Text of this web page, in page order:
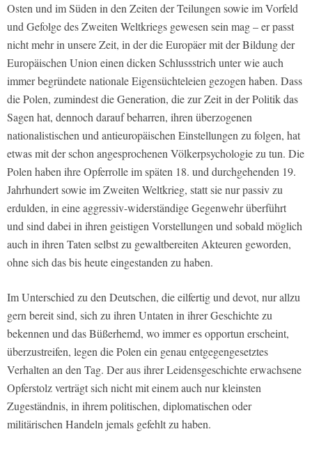
Osten und im Süden in den Zeiten der Teilungen sowie im Vorfeld
und Gefolge des Zweiten Weltkriegs gewesen sein mag – er passt
nicht mehr in unsere Zeit, in der die Europäer mit der Bildung der
Europäischen Union einen dicken Schlussstrich unter wie auch
immer begründete nationale Eigensüchteleien gezogen haben. Dass
die Polen, zumindest die Generation, die zur Zeit in der Politik das
Sagen hat, dennoch darauf beharren, ihren überzogenen
nationalistischen und antieuropäischen Einstellungen zu folgen, hat
etwas mit der schon angesprochenen Völkerpsychologie zu tun. Die
Polen haben ihre Opferrolle im späten 18. und durchgehenden 19.
Jahrhundert sowie im Zweiten Weltkrieg, statt sie nur passiv zu
erdulden, in eine aggressiv-widerständige Gegenwehr überführt
und sind dabei in ihren geistigen Vorstellungen und sobald möglich
auch in ihren Taten selbst zu gewaltbereiten Akteuren geworden,
ohne sich das bis heute eingestanden zu haben.
Im Unterschied zu den Deutschen, die eilfertig und devot, nur allzu
gern bereit sind, sich zu ihren Untaten in ihrer Geschichte zu
bekennen und das Büßerhemd, wo immer es opportun erscheint,
überzustreifen, legen die Polen ein genau entgegengesetztes
Verhalten an den Tag. Der aus ihrer Leidensgeschichte erwachsene
Opferstolz verträgt sich nicht mit einem auch nur kleinsten
Zugeständnis, in ihrem politischen, diplomatischen oder
militärischen Handeln jemals gefehlt zu haben.